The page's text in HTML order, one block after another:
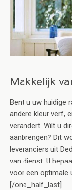
Makkelijk
Bent u uw huidige
andere kleur verf,
verandert. Wilt u
aanbrengen? Dit
leveranciers uit
van dienst. U
voor een optimale
[/one_half_last]